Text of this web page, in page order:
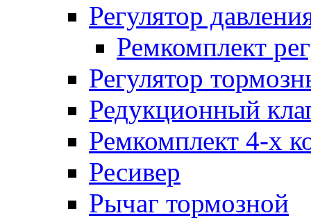
Регулятор
Ремкомплект
Регулятор
Редукционный
Ремкомплект 4-х
Ресивер
Рычаг тормозной